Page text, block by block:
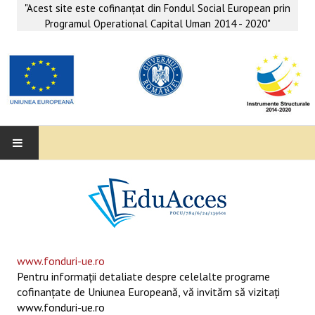
"Acest site este cofinanţat din Fondul Social European prin
Programul Operational Capital Uman 2014 - 2020"
SUPORT EDUCAȚIONAL MATEMATICĂ- INFORMATICĂ
SERVICII PSIHO-SOCIALE
www.fonduri-ue.ro
Pentru informaţii detaliate despre celelalte programe
cofinanţate de Uniunea Europeană, vă invităm să vizitaţi
www.fonduri-ue.ro